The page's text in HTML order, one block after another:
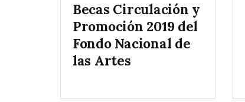
Becas Circulación y
Promoción 2019 del
Fondo Nacional de
las Artes